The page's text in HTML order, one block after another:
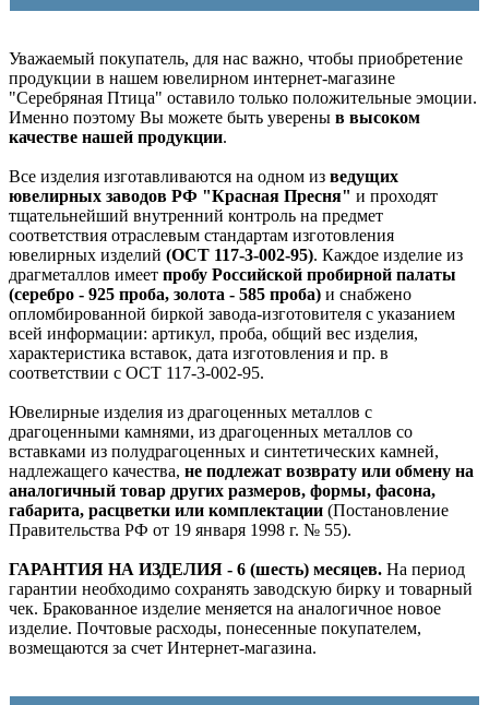
Уважаемый покупатель, для нас важно, чтобы приобретение
продукции в нашем ювелирном интернет-магазине
"Серебряная Птица" оставило только положительные эмоции.
Именно поэтому Вы можете быть уверены в высоком
качестве нашей продукции.
Все изделия изготавливаются на одном из ведущих
ювелирных заводов РФ "Красная Пресня" и проходят
тщательнейший внутренний контроль на предмет
соответствия отраслевым стандартам изготовления
ювелирных изделий (ОСТ 117-3-002-95). Каждое изделие из
драгметаллов имеет пробу Российской пробирной палаты
(серебро - 925 проба, золота - 585 проба) и снабжено
опломбированной биркой завода-изготовителя с указанием
всей информации: артикул, проба, общий вес изделия,
характеристика вставок, дата изготовления и пр. в
соответствии с ОСТ 117-3-002-95.
Ювелирные изделия из драгоценных металлов с
драгоценными камнями, из драгоценных металлов со
вставками из полудрагоценных и синтетических камней,
надлежащего качества, не подлежат возврату или обмену на
аналогичный товар других размеров, формы, фасона,
габарита, расцветки или комплектации (Постановление
Правительства РФ от 19 января 1998 г. № 55).
ГАРАНТИЯ НА ИЗДЕЛИЯ - 6 (шесть) месяцев. На период
гарантии необходимо сохранять заводскую бирку и товарный
чек. Бракованное изделие меняется на аналогичное новое
изделие. Почтовые расходы, понесенные покупателем,
возмещаются за счет Интернет-магазина.